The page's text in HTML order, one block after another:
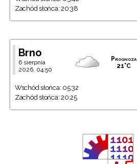
Zachód słońca: 20:38
Brno
6 sierpnia
2026, 04:50
Prognoza
21°C
Wschód słońca: 05:32
Zachód słońca: 20:25